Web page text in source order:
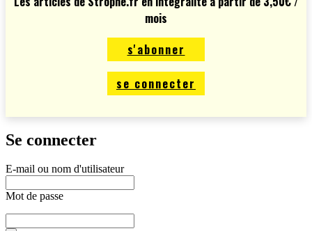
mois
s'abonner
se connecter
Se connecter
E-mail ou nom d'utilisateur
Mot de passe